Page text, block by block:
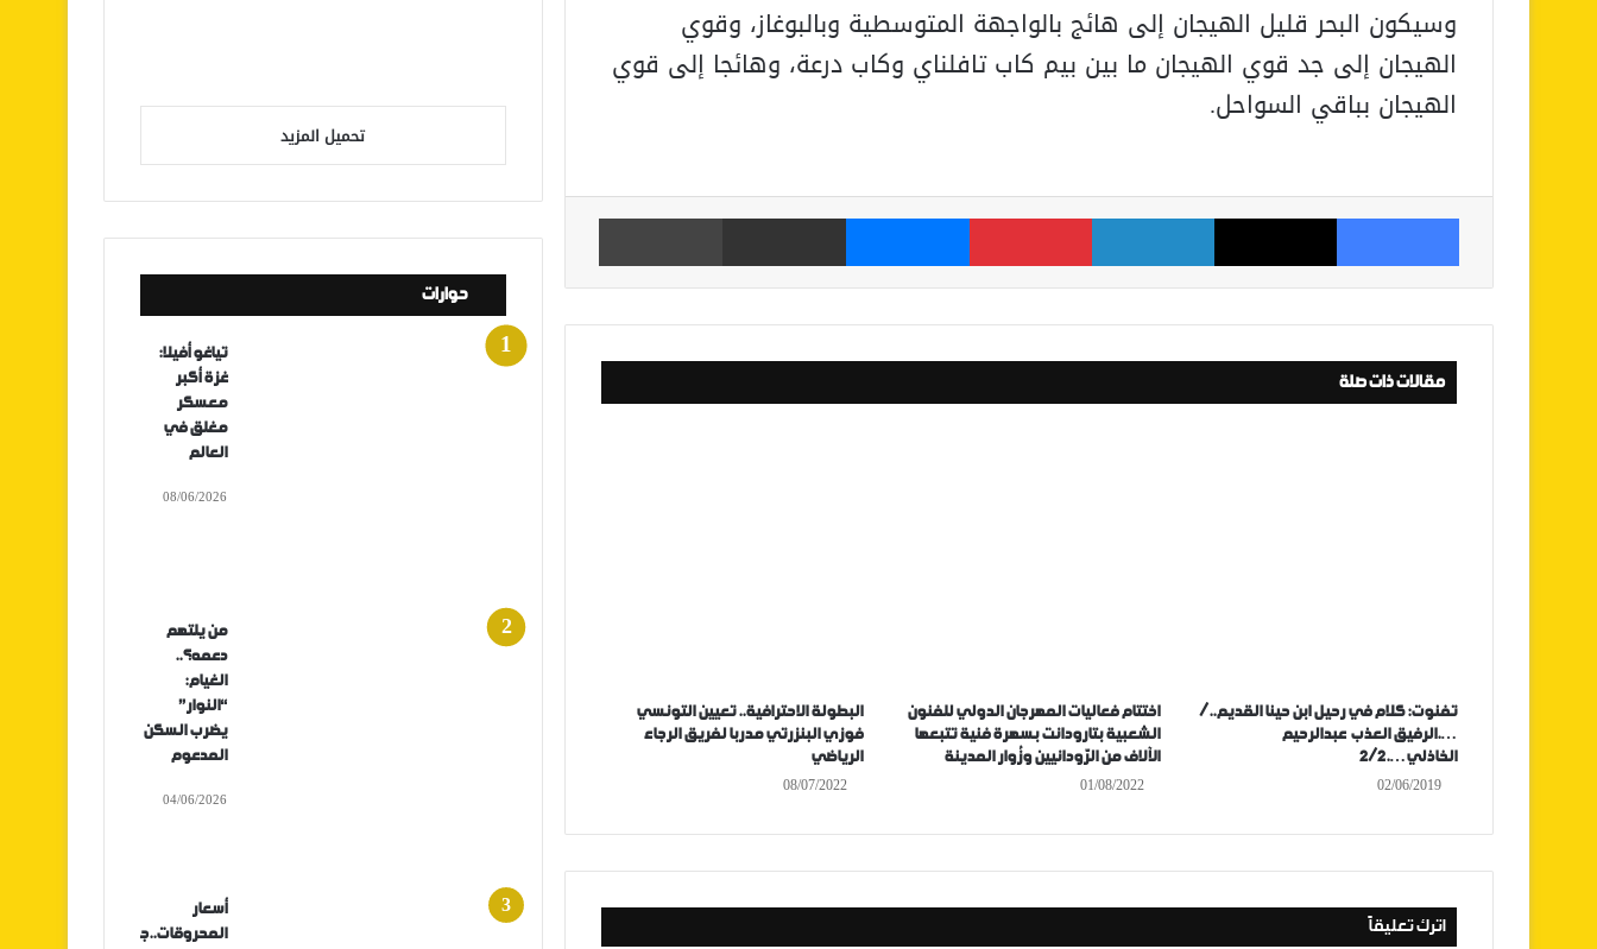
وسيكون البحر قليل الهيجان إلى هائج بالواجهة المتوسطية وبالبوغاز، وقوي
الهيجان إلى جد قوي الهيجان ما بين بيم كاب تافلناي وكاب درعة، وهائجا إلى قوي
الهيجان بباقي السواحل.
فيسبوك ‫X لينكدإن بينتيريست ماسنجر مشاركة عبر البريد
مقالات ذات صلة
تفنوت: كلام في رحيل ابن حينا القديم../
….الرفيق العذب عبدالرحيم
الخاذلي….2/2
02/06/2019
اختتام فعاليات المهرجان الدولي للفنون
الشعبية بتارودانت بسهرة فنية تتبعها
الآلاف من الرّودانيين وزُوار المدينة
01/08/2022
البطولة الاحترافية.. تعيين التونسي
فوزي البنزرتي مدربا لفريق الرجاء
الرياضي
08/07/2022
اترك تعليقاً
تحميل المزيد
حوارات
تياغو أفيلا:
غزة أكبر
معسكر
مغلق في
العالم
08/06/2026
من يلتهم
دعمه؟..
الغيام:
“النوار”
يضرب السكن
المدعوم
04/06/2026
أسعار
المحروقات..ج